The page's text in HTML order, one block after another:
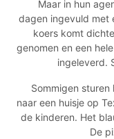
Maar in hun
dagen ingevuld met
koers komt
genomen en een
ingeleverd.
Sommigen sturen
naar een huisje op
de kinderen. Het
De